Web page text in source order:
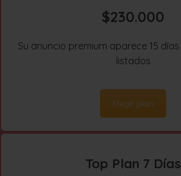
$230.000
Su anuncio premium aparece 15
listados
Elegir plan
Top Plan 7 Días